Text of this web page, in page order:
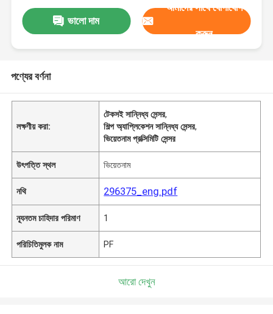
ভালো দাম
আমাদের সাথে যোগাযোগ
করুন
পণ্যের বর্ণনা
লক্ষণীয় করা:
টেকসই সান্নিধ্য সেন্সর,
শিল্প অ্যাপ্লিকেশন সান্নিধ্য সেন্সর,
ভিয়েতনাম প্রক্সিমিটি সেন্সর
উৎপত্তি স্থল ভিয়েতনাম
নথি 296375_eng.pdf
ন্যূনতম চাহিদার পরিমাণ 1
পরিচিতিমুলক নাম PF
আরো দেখুন